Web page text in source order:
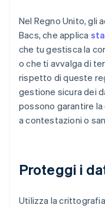
Nel Regno Unito, gli
Bacs, che applica
che tu gestisca la
o che ti avvalga di
rispetto di queste
gestione sicura dei
possono garantire
a contestazioni o
Proteggi i
Utilizza la